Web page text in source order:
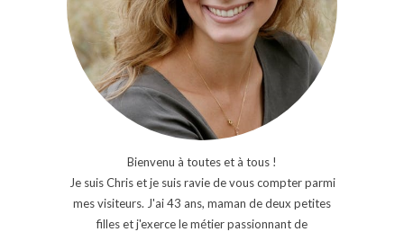
Bienvenu à toutes et à tous !
Je suis Chris et je suis ravie de vous compter parmi
mes visiteurs. J'ai 43 ans, maman de deux petites
filles et j'exerce le métier passionnant de